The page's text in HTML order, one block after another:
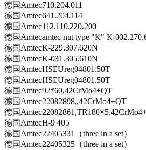
德国Amtec710.204.011
德国Amtec641.204.114
德国Amtec112.110.220.200
德国Amtecamtec nut type "K" K-
德国AmtecK-229.307.620N
德国AmtecK-031.305.610N
德国AmtecHSEUreg04801.50T
德国AmtecHSEUreg04801.50T
德国Amtec92*60,42CrMo4+QT
德国Amtec22082898,,42CrMo4+QT
德国
德国AmtecH-9 405
德国Amtec22405331（three in a set）
德国Amtec22405325（three in a set）